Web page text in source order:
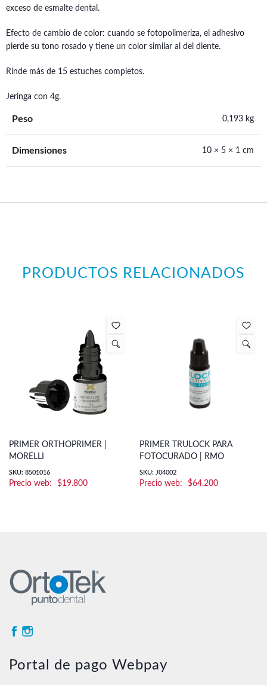
exceso de esmalte dental.
Efecto de cambio de color: cuando se fotopolimeriza, el adhesivo
pierde su tono rosado y tiene un color similar al del diente.
Rinde más de 15 estuches completos.
Jeringa con 4g.
Peso 0,193 kg
Dimensiones 10 × 5 × 1 cm
PRODUCTOS RELACIONADOS
PRIMER ORTHOPRIMER |
MORELLI
SKU: 8501016
$19.800
PRIMER TRULOCK PARA
FOTOCURADO | RMO
SKU: J04002
$64.200
Portal de pago Webpay